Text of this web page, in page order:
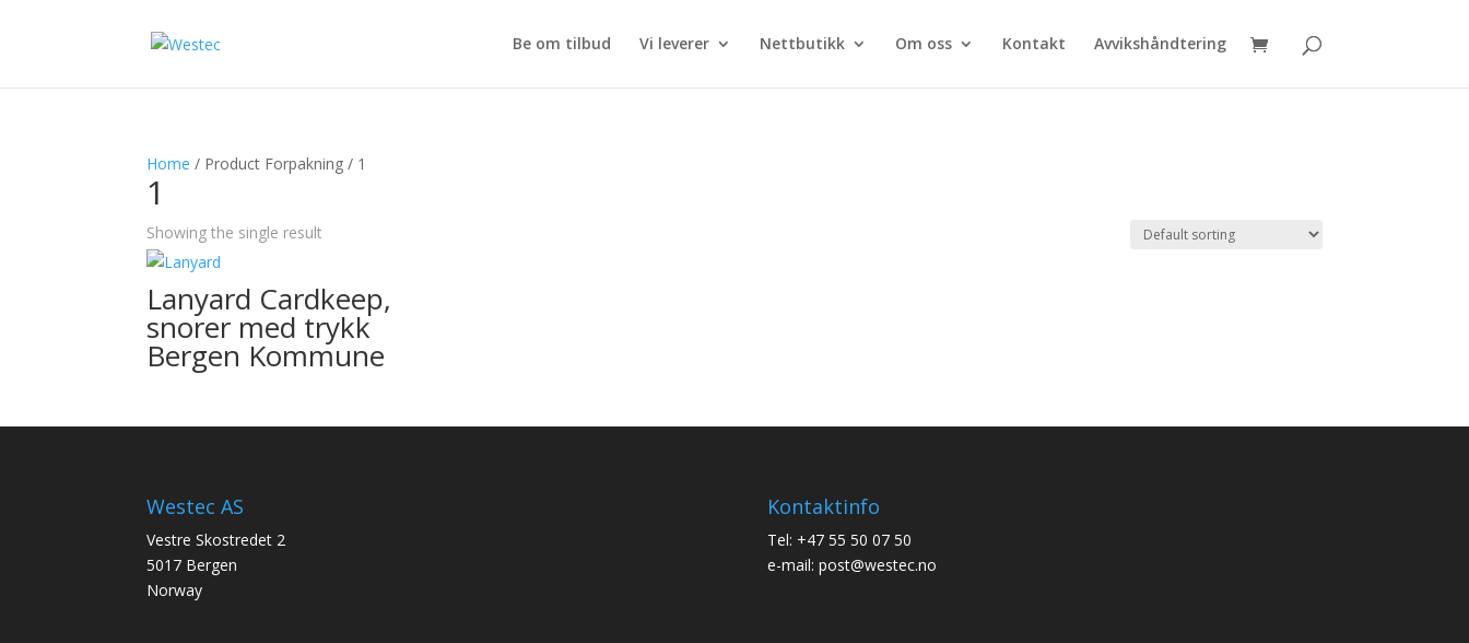
Be om tilbud Vi leverer Nettbutikk Om oss Kontakt Avvikshåndtering
Home / Product Forpakning / 1
1
Showing the single result
Lanyard Cardkeep,
snorer med trykk
Bergen Kommune
Westec AS
Vestre Skostredet 2
5017 Bergen
Norway
Kontaktinfo
Tel: +47 55 50 07 50
e-mail: post@westec.no